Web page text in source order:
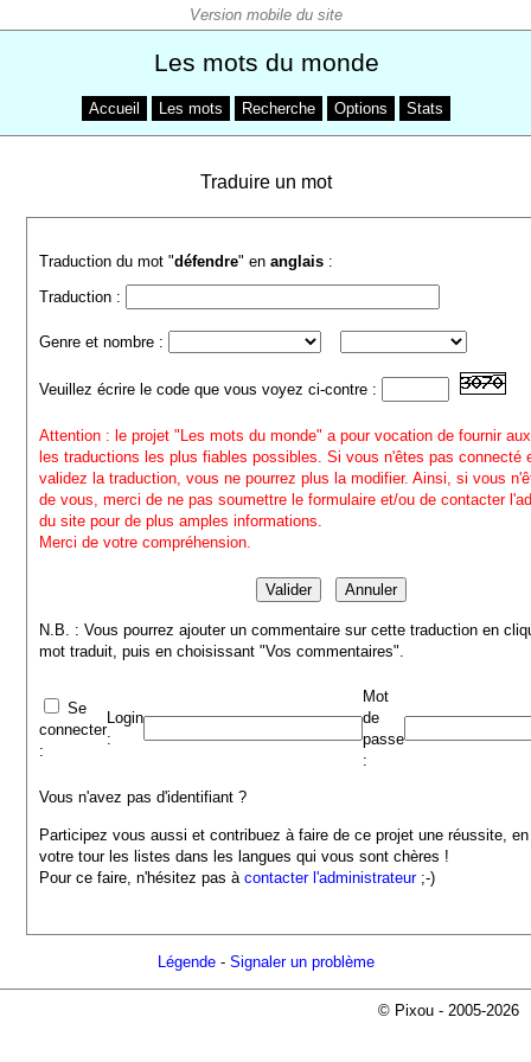
Les mots du monde
Accueil Les mots Recherche Options Stats
Traduire un mot
Traduction du mot "défendre" enanglais :
Traduction :
Genre et nombre :
Veuillez écrire le code que vous voyez ci-contre :
Attention : le projet "Les mots du monde" a pour vocation de fournir
les traductions les plus fiables possibles. Si vous n'êtes pas connecté
validez la traduction, vous ne pourrez plus la modifier. Ainsi, si vous
de vous, merci de ne pas soumettre le formulaire et/ou de contacter
du site pour de plus amples informations.
Merci de votre compréhension.
N.B. : Vous pourrez ajouter un commentaire sur cette traduction en
mot traduit, puis en choisissant "Vos commentaires".
Se
connecter
:
Login
:
Mot
de
passe
:
Vous n'avez pas d'identifiant ?
Participez vous aussi et contribuez à faire de ce projet une réussite,
votre tour les listes dans les langues qui vous sont chères !
Pour ce faire, n'hésitez pas àcontacter l'administrateur;-)
Légende- Signaler un problème
© Pixou - 2005-2026